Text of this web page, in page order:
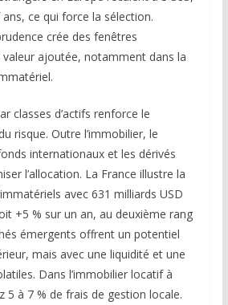
ce qui force la sélection.
crée des fenêtres
ajoutée, notamment dans la
classes d’actifs renforce le
risque. Outre l’immobilier, le
internationaux et les dérivés
l’allocation. La France illustre la
avec 631 milliards USD
+5 % sur un an, au deuxième rang
émergents offrent un potentiel
mais avec une liquidité et une
Dans l’immobilier locatif à
5 à 7 % de frais de gestion locale.